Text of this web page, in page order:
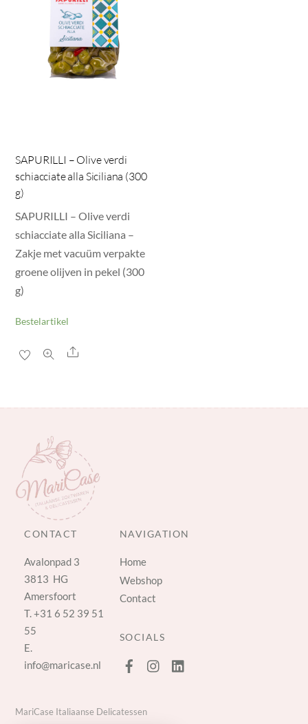
SAPURILLI – Olive verdi
schiacciate alla Siciliana (300
g)
SAPURILLI – Olive verdi
schiacciate alla Siciliana –
Zakje met vacuüm verpakte
groene olijven in pekel (300
g)
Bestelartikel
Share
CONTACT
Avalonpad 3
3813 HG
Amersfoort
T.+31 6 52 39 51
55
E.
info@maricase.nl
NAVIGATION
Home
Webshop
Contact
SOCIALS
MariCase Italiaanse Delicatessen